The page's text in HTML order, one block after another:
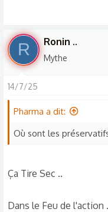
R Ronin ..
Mythe
14/7/25
Pharma a dit:
Où sont les
Ça Tire Sec ..
Dans le Feu de l'action